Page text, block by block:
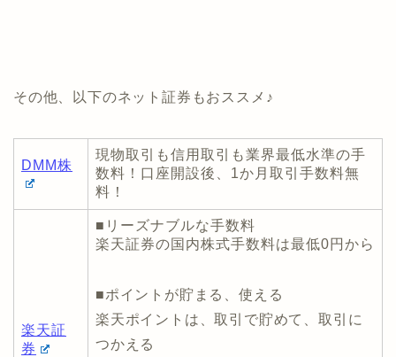
その他、以下のネット証券もおススメ♪
DMM株
現物取引も信用取引も業界最低水準の手
数料！口座開設後、1か月取引手数料無
料！
楽天証
券
■リーズナブルな手数料
楽天証券の国内株式手数料は最低0円から
■ポイントが貯まる、使える
楽天ポイントは、取引で貯めて、取引に
つかえる